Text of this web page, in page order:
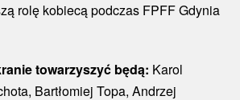
rolę kobiecą podczas FPFF Gdynia
towarzyszyć będą: Karol
Bartłomiej Topa, Andrzej